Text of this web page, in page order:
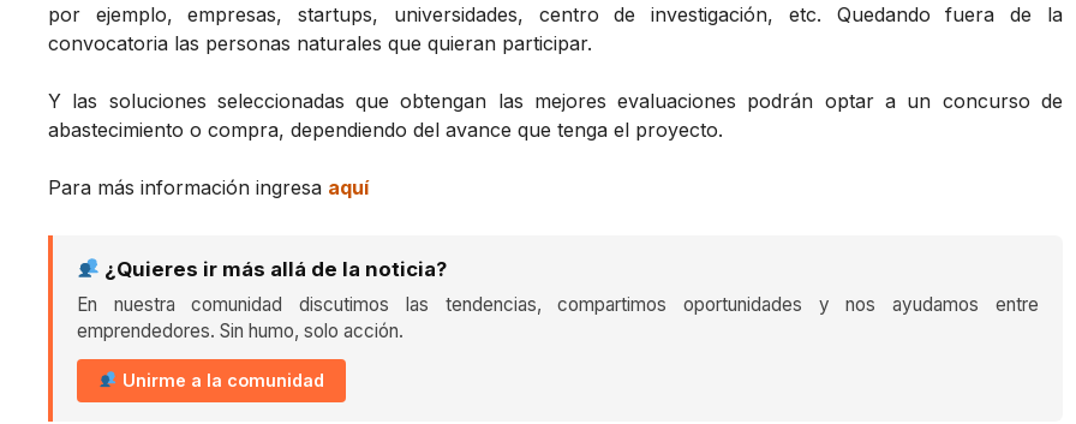
por ejemplo, empresas, startups, universidades, centro de investigación, etc. Quedando fuera de la
convocatoria las personas naturales que quieran participar.
Y las soluciones seleccionadas que obtengan las mejores evaluaciones podrán optar a un concurso de
abastecimiento o compra, dependiendo del avance que tenga el proyecto.
Para más información ingresa aquí
¿Quieres ir más allá de la noticia?
En nuestra comunidad discutimos las tendencias, compartimos oportunidades y nos ayudamos entre
emprendedores. Sin humo, solo acción.
Unirme a la comunidad